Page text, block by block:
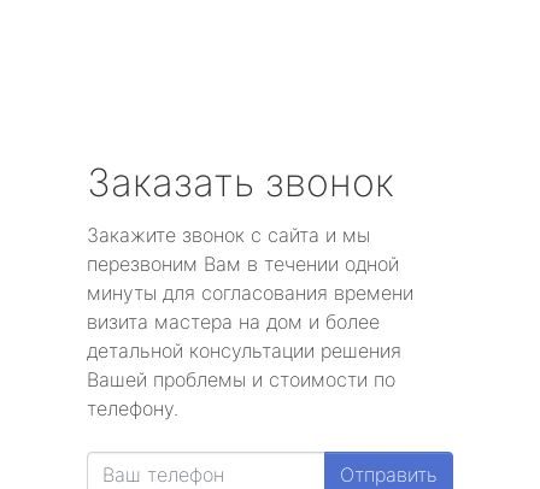
Заказать звонок
Закажите звонок с сайта и мы
перезвоним Вам в течении одной
минуты для согласования времени
визита мастера на дом и более
детальной консультации решения
Вашей проблемы и стоимости по
телефону.
Отправить